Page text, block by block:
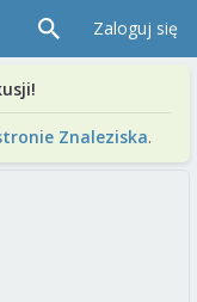
Zaloguj się
Znaleziska.